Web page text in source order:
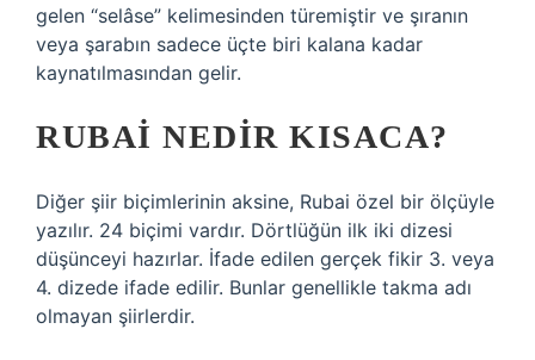
gelen “selâse” kelimesinden türemiştir ve şıranın
veya şarabın sadece üçte biri kalana kadar
kaynatılmasından gelir.
RUBAI NEDIR KISACA?
Diğer şiir biçimlerinin aksine, Rubai özel bir ölçüyle
yazılır. 24 biçimi vardır. Dörtlüğün ilk iki dizesi
düşünceyi hazırlar. İfade edilen gerçek fikir 3. veya
4. dizede ifade edilir. Bunlar genellikle takma adı
olmayan şiirlerdir.